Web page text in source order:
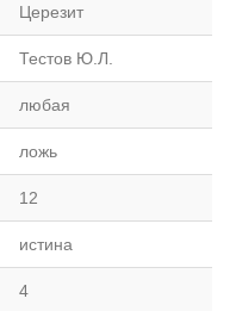
Церезит
Тестов Ю.Л.
любая
ложь
12
истина
4